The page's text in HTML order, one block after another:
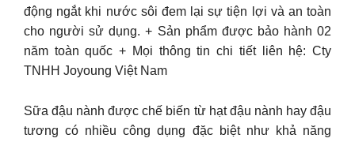
động ngắt khi nước sôi đem lại sự tiện lợi và an toàn
cho người sử dụng. + Sản phẩm được bảo hành 02
năm toàn quốc + Mọi thông tin chi tiết liên hệ: Cty
TNHH Joyoung Việt Nam
Sữa đậu nành được chế biến từ hạt đậu nành hay đậu
tương có nhiều công dụng đặc biệt như khả năng